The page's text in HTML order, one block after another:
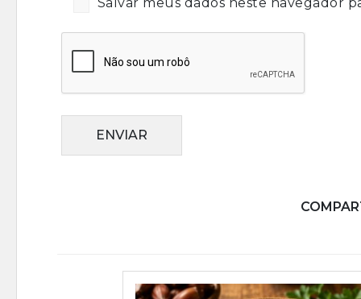
Salvar meus dados neste navegador
ENVIAR